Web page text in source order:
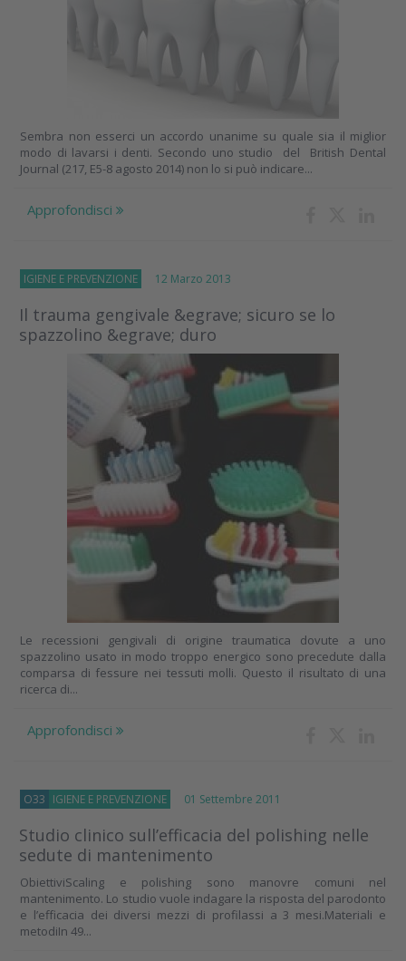
Sembra non esserci un accordo unanime su quale sia il miglior
modo di lavarsi i denti. Secondo uno studio del British Dental
Journal (217, E5-8 agosto 2014) non lo si può indicare...
Approfondisci
IGIENE E PREVENZIONE 12 Marzo 2013
Il trauma gengivale &egrave; sicuro se lo
spazzolino &egrave; duro
Le recessioni gengivali di origine traumatica dovute a uno
spazzolino usato in modo troppo energico sono precedute dalla
comparsa di fessure nei tessuti molli. Questo il risultato di una
ricerca di...
Approfondisci
O33 IGIENE E PREVENZIONE 01 Settembre 2011
Studio clinico sull’efficacia del polishing nelle
sedute di mantenimento
ObiettiviScaling e polishing sono manovre comuni nel
mantenimento. Lo studio vuole indagare la risposta del parodonto
e l’efficacia dei diversi mezzi di profilassi a 3 mesi.Materiali e
metodiIn 49...